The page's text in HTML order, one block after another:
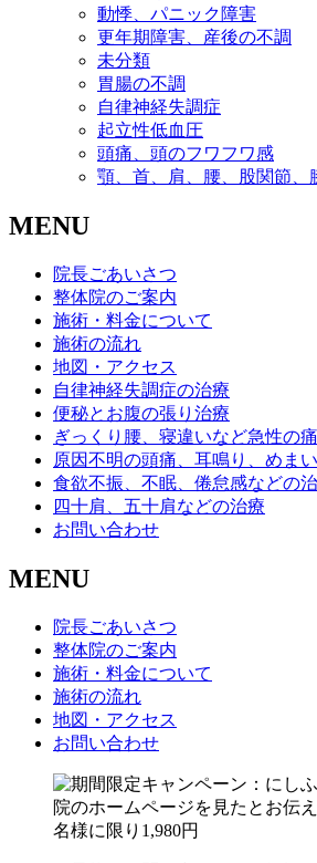
動悸、パニック障害
更年期障害、産後の不調
未分類
胃腸の不調
自律神経失調症
起立性低血圧
頭痛、頭のフワフワ感
顎、首、肩、腰、股関節、
MENU
院長ごあいさつ
整体院のご案内
施術・料金について
施術の流れ
地図・アクセス
自律神経失調症の治療
便秘とお腹の張り治療
ぎっくり腰、寝違いなど急性の
原因不明の頭痛、耳鳴り、めま
食欲不振、不眠、倦怠感などの
四十肩、五十肩などの治療
お問い合わせ
MENU
院長ごあいさつ
整体院のご案内
施術・料金について
施術の流れ
地図・アクセス
お問い合わせ